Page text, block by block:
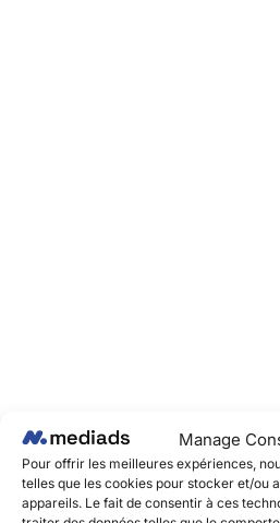
Manage
Pour offrir les meilleures expériences,
telles que les cookies pour stocker et/ou
appareils. Le fait de consentir à ces